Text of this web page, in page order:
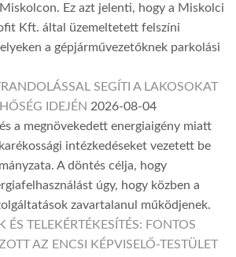
Ez azt jelenti, hogy a Miskolci
Kft. által üzemeltetett felszíni
a gépjárművezetőknek parkolási
SEGÍTI A LAKOSOKAT
IDEJÉN 2026-08-04
a megnövekedett energiaigény miatt
intézkedéseket vezetett be
A döntés célja, hogy
úgy, hogy közben a
zavartalanul működjenek.
ÉS TELEKÉRTÉKESÍTÉS: FONTOS
AZ ENCSI KÉPVISELŐ-TESTÜLET